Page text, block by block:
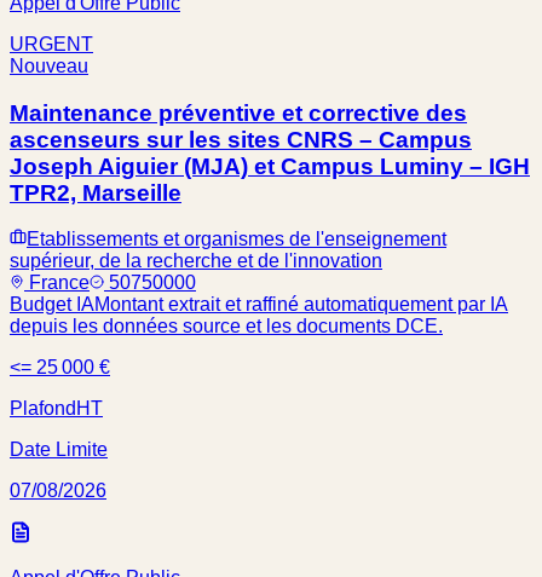
URGENT
Nouveau
Maintenance préventive et corrective des
ascenseurs sur les sites CNRS – Campus
Joseph Aiguier (MJA) et Campus Luminy – IGH
TPR2, Marseille
Etablissements et organismes de l'enseignement
supérieur, de la recherche et de l'innovation
France
50750000
Budget IAMontant extrait et raffiné automatiquement par IA
depuis les données source et les documents DCE.
<= 25 000 €
Plafond HT
Date Limite
07/08/2026